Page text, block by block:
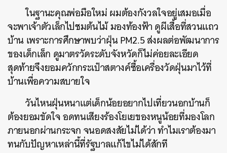
ในฐานะคุณพ่อมือใหม่ ผมต้องกังวลใจอยู่เสมอเมื่อ
จะพาเจ้าตัวเล็กไปชมต้นไม้ มองท้องฟ้า ดูผีเสื้อที่สวนแถว
บ้าน เพราะการศึกษาพบว่าฝุ่น PM2.5 ส่งผลต่อพัฒนาการ
ของเด็กเล็ก ดูมาตรวัดระดับจังหวัดก็ไม่ค่อยละเอียด
สุดท้ายจึงยอมควักกระเป๋าสตางค์ซื้อเครื่องวัดฝุ่นมาไว้ที่
บ้านเพื่อความสบายใจ
วันไหนฝุ่นหนาแต่เด็กน้อยอยากไปเที่ยวนอกบ้านก็
ต้องยอมขัดใจ อดทนเสียงร้องโยเยของหนูน้อยที่มองโลก
ภายนอกผ่านกระจก จนอดสงสัยไม่ได้ว่า ทำไมเราต้องมา
ทนกับปัญหาเหล่านี้ที่รัฐบาลแก้ไขไม่ได้สักที